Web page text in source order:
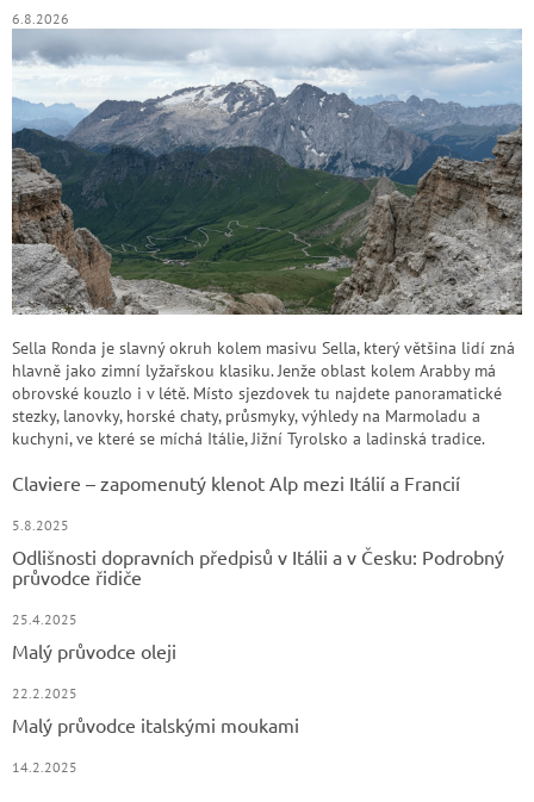
6.8.2026
Sella Ronda je slavný okruh kolem masivu Sella, který většina lidí zná
hlavně jako zimní lyžařskou klasiku. Jenže oblast kolem Arabby má
obrovské kouzlo i v létě. Místo sjezdovek tu najdete panoramatické
stezky, lanovky, horské chaty, průsmyky, výhledy na Marmoladu a
kuchyni, ve které se míchá Itálie, Jižní Tyrolsko a ladinská tradice.
Claviere – zapomenutý klenot Alp mezi Itálií a Francií
5.8.2025
Odlišnosti dopravních předpisů v Itálii a v Česku: Podrobný
průvodce řidiče
25.4.2025
Malý průvodce oleji
22.2.2025
Malý průvodce italskými moukami
14.2.2025